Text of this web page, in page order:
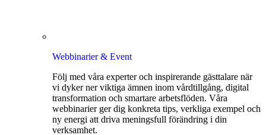
Webbinarier & Event
Följ med våra experter och inspirerande gästtalare när
vi dyker ner viktiga ämnen inom vårdtillgång, digital
transformation och smartare arbetsflöden. Våra
webbinarier ger dig konkreta tips, verkliga exempel och
ny energi att driva meningsfull förändring i din
verksamhet.